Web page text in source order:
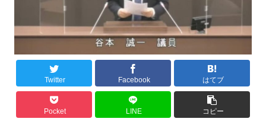
Twitter Facebook はてブ
Pocket LINE コピー